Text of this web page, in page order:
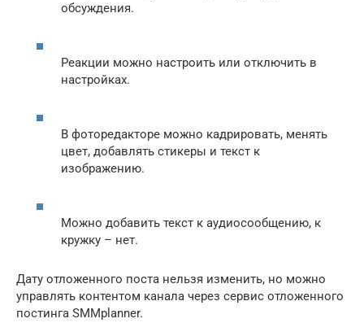
обсуждения.
Реакции можно настроить или отключить в
настройках.
В фоторедакторе можно кадрировать, менять
цвет, добавлять стикеры и текст к
изображению.
Можно добавить текст к аудиосообщению, к
кружку – нет.
Дату отложенного поста нельзя изменить, но можно
управлять контентом канала через сервис отложенного
постинга SMMplanner.